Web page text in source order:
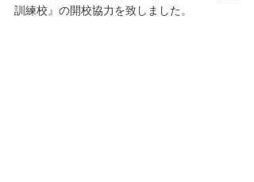
訓練校』の開校協力を致しました。